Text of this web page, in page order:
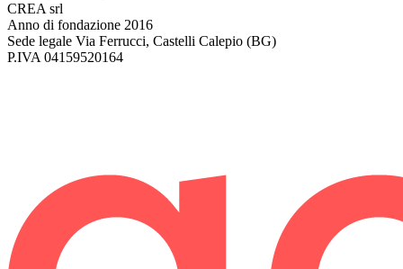
CREA srl
Anno di fondazione 2016
Sede legale Via Ferrucci, Castelli Calepio (BG)
P.IVA 04159520164